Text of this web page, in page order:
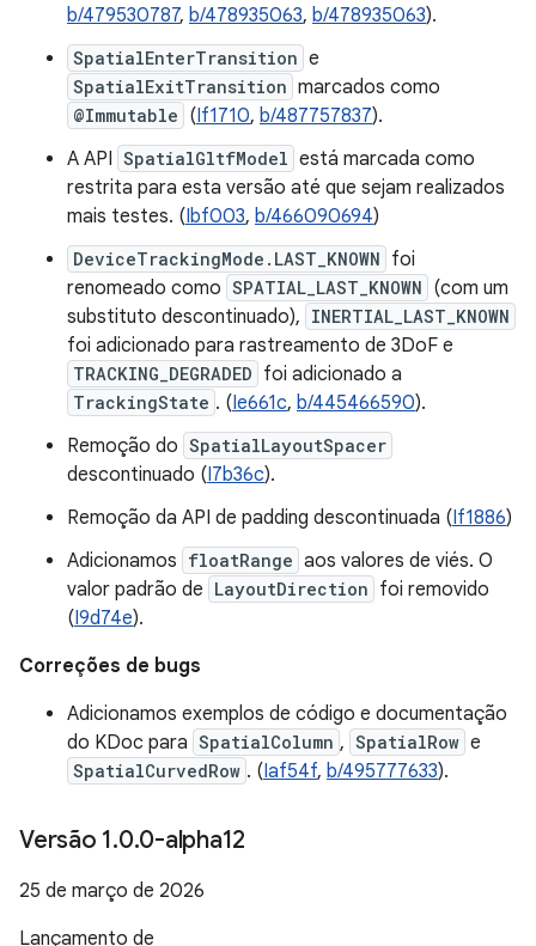
b/479530787, b/478935063, b/478935063).
SpatialEnterTransition e
SpatialExitTransition marcados como
@Immutable (If1710, b/487757837).
A API SpatialGltfModel está marcada como
restrita para esta versão até que sejam realizados
mais testes. (Ibf003, b/466090694)
DeviceTrackingMode.LAST_KNOWN foi
renomeado como SPATIAL_LAST_KNOWN (com um
substituto descontinuado), INERTIAL_LAST_KNOWN
foi adicionado para rastreamento de 3DoF e
TRACKING_DEGRADED foi adicionado a
TrackingState . (Ie661c, b/445466590).
Remoção do SpatialLayoutSpacer
descontinuado (I7b36c).
Remoção da API de padding descontinuada (If1886)
Adicionamos floatRange aos valores de viés. O
valor padrão de LayoutDirection foi removido
(I9d74e).
Correções de bugs
Adicionamos exemplos de código e documentação
do KDoc para SpatialColumn , SpatialRow e
SpatialCurvedRow . (Iaf54f, b/495777633).
Versão 1.0.0-alpha12
25 de março de 2026
Lançamento de